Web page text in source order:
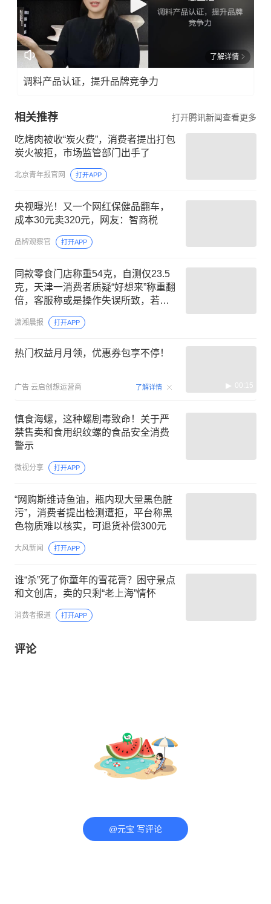
了解详情
调料产品认证，提升品牌竞争力
相关推荐 打开腾讯新闻查看更多
吃烤肉被收“炭火费”，消费者提出打包
炭火被拒，市场监管部门出手了
北京青年报官网 打开APP
央视曝光！又一个网红保健品翻车，
成本30元卖320元，网友：智商税
品牌观察官 打开APP
同款零食门店称重54克，自测仅23.5
克，天津一消费者质疑“好想来”称重翻
倍，客服称或是操作失误所致，若复
秤确认存在问题，将售后处理
潇湘晨报 打开APP
热门权益月月领，优惠券包享不停！
广告 云启创想运营商 了解详情 00:15
慎食海螺，这种螺剧毒致命！关于严
禁售卖和食用织纹螺的食品安全消费
警示
微视分享 打开APP
“网购斯维诗鱼油，瓶内现大量黑色脏
污”，消费者提出检测遭拒，平台称黑
色物质难以核实，可退货补偿300元
大风新闻 打开APP
谁“杀”死了你童年的雪花膏？困守景点
和文创店，卖的只剩“老上海”情怀
消费者报道 打开APP
评论
@元宝 写评论